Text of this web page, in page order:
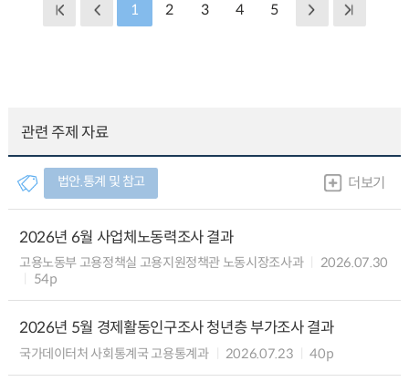
1 2 3 4 5
관련 주제 자료
법안.통계 및 참고 더보기
2026년 6월 사업체노동력조사 결과
고용노동부 고용정책실 고용지원정책관 노동시장조사과
2026.07.30
54p
2026년 5월 경제활동인구조사 청년층 부가조사 결과
국가데이터처 사회통계국 고용통계과 2026.07.23 40p